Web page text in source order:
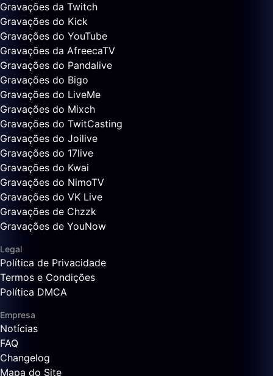
Gravações da Twitch
Gravações do Kick
Gravações do YouTube
Gravações da AfreecaTV
Gravações do Pandalive
Gravações do Bigo
Gravações do LiveMe
Gravações do Mixch
Gravações do TwitCasting
Gravações do Joilive
Gravações do 17live
Gravações do Kwai
Gravações do NimoTV
Gravações do VK Live
Gravações de Chzzk
Gravações de YouNow
Legal
Política de Privacidade
Termos e Condições
Política DMCA
Empresa
Notícias
FAQ
Changelog
Mapa do Site